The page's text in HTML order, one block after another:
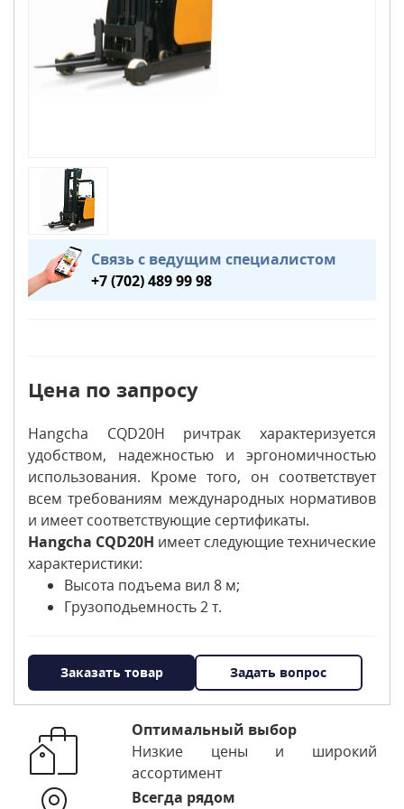
Связь с ведущим специалистом
+7 (702) 489 99 98
Цена по запросу
Hangcha CQD20H ричтрак характеризуется
удобством, надежностью и эргономичностью
использования. Кроме того, он соответствует
всем требованиям международных нормативов
и имеет соответствующие сертификаты.
Hangcha CQD20H имеет следующие технические
характеристики:
Высота подъема вил 8 м;
Грузоподьемность 2 т.
Заказать товар Задать вопрос
Оптимальный выбор
Низкие цены и широкий
ассортимент
Всегда рядом